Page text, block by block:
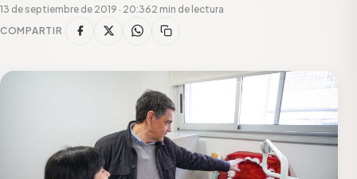
13 de septiembre de 2019 · 20:362 min de lectura
COMPARTIR